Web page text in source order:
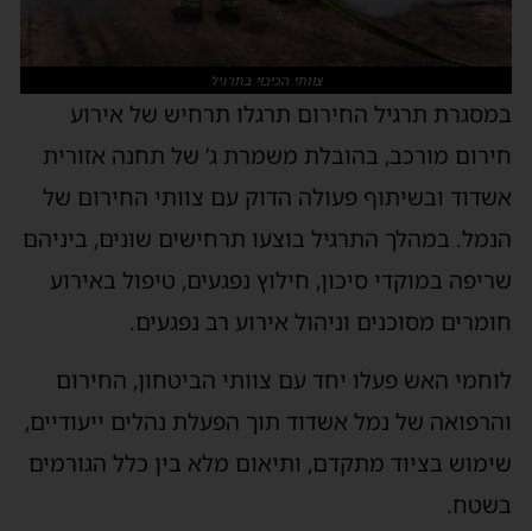
צוותי הכיבוי בתרגיל
במסגרת תרגיל החירום תרגלו תרחיש של אירוע
חירום מורכב, בהובלת משמרת ג’ של תחנה אזורית
אשדוד ובשיתוף פעולה הדוק עם צוותי החירום של
הנמל. במהלך התרגיל בוצעו תרחישים שונים, ביניהם
שריפה במוקדי סיכון, חילוץ נפגעים, טיפול באירוע
חומרים מסוכנים וניהול אירוע רב נפגעים.
לוחמי האש פעלו יחד עם צוותי הביטחון, החירום
והרפואה של נמל אשדוד תוך הפעלת נהלים ייעודיים,
שימוש בציוד מתקדם, ותיאום מלא בין כלל הגורמים
בשטח.